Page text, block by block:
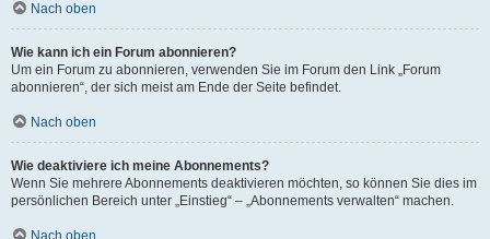
Nach oben
Wie kann ich ein Forum abonnieren?
Um ein Forum zu abonnieren, verwenden Sie im Forum den Link „Forum
abonnieren“, der sich meist am Ende der Seite befindet.
Nach oben
Wie deaktiviere ich meine Abonnements?
Wenn Sie mehrere Abonnements deaktivieren möchten, so können Sie dies im
persönlichen Bereich unter „Einstieg“ – „Abonnements verwalten“ machen.
Nach oben